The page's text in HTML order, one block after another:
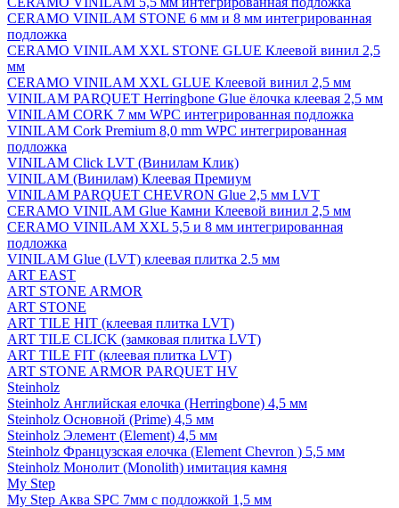
CERAMO VINILAM STONE 6 мм и 8 мм интегрированная
подложка
CERAMO VINILAM XXL STONE GLUE Клеевой винил 2,5
мм
CERAMO VINILAM XXL GLUE Клеевой винил 2,5 мм
VINILAM PARQUET Herringbone Glue ёлочка клеевая 2,5 мм
VINILAM CORK 7 мм WPC интегрированная подложка
VINILAM Cork Premium 8,0 mm WPC интегрированная
подложка
VINILAM Click LVT (Винилам Клик)
VINILAM (Винилам) Клеевая Премиум
VINILAM PARQUET CHEVRON Glue 2,5 мм LVT
CERAMO VINILAM Glue Камни Клеевой винил 2,5 мм
CERAMO VINILAM XXL 5,5 и 8 мм интегрированная
подложка
VINILAM Glue (LVT) клеевая плитка 2.5 мм
ART EAST
ART STONE ARMOR
ART STONE
ART TILE HIT (клеевая плитка LVT)
ART TILE CLICK (замковая плитка LVT)
ART TILE FIT (клеевая плитка LVT)
ART STONE ARMOR PARQUET HV
Steinholz
Steinholz Английская елочка (Herringbone) 4,5 мм
Steinholz Основной (Prime) 4,5 мм
Steinholz Элемент (Element) 4,5 мм
Steinholz Французская елочка (Element Chevron ) 5,5 мм
Steinholz Монолит (Monolith) имитация камня
My Step
My Step Аква SPC 7мм c подложкой 1,5 мм